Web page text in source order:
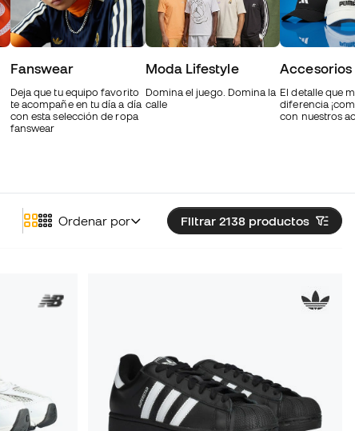
Fanswear
Deja que tu equipo favorito
te acompañe en tu día a día
con esta selección de ropa
fanswear
Moda Lifestyle
Domina el juego. Domina la
calle
Accesorios
El detalle que
diferencia
con nuestros
Filtrar 2138 productos
Ordenar por